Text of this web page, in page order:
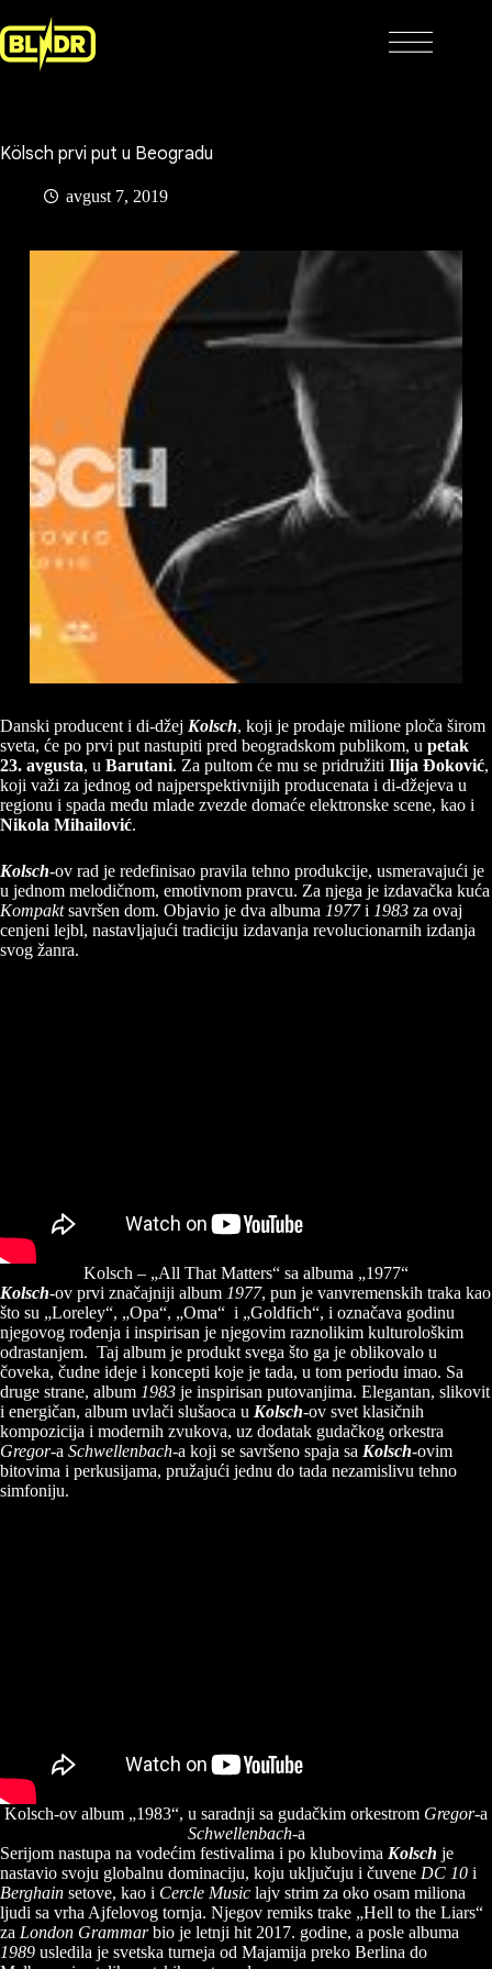
to
content
Kölsch prvi put u Beogradu
avgust 7, 2019
Danski producent i di-džej Kolsch, koji je prodaje milione ploča širom
sveta, će po prvi put nastupiti pred beogradskom publikom, u petak
23. avgusta, u Barutani. Za pultom će mu se pridružiti Ilija Đoković,
koji važi za jednog od najperspektivnijih producenata i di-džejeva u
regionu i spada među mlade zvezde domaće elektronske scene, kao i
Nikola Mihailović.
Kolsch-ov rad je redefinisao pravila tehno produkcije, usmeravajući je
u jednom melodičnom, emotivnom pravcu. Za njega je izdavačka kuća
Kompaktsavršen dom. Objavio je dva albuma 1977i 1983 za ovaj
cenjeni lejbl, nastavljajući tradiciju izdavanja revolucionarnih izdanja
svog žanra.
Kolsch – „All That Matters“ sa albuma „1977“
Kolsch-ov prvi značajniji album 1977, pun je vanvremenskih traka kao
što su „Loreley“, „Opa“, „Oma“ i „Goldfich“, i označava godinu
njegovog rođenja i inspirisan je njegovim raznolikim kulturološkim
odrastanjem. Taj album je produkt svega što ga je oblikovalo u
čoveka, čudne ideje i koncepti koje je tada, u tom periodu imao. Sa
druge strane, album 1983 je inspirisan putovanjima. Elegantan, slikovit
i energičan, album uvlači slušaoca u Kolsch-ov svet klasičnih
kompozicija i modernih zvukova, uz dodatak gudačkog orkestra
Gregor-a Schwellenbach-a koji se savršeno spaja sa Kolsch-ovim
bitovima i perkusijama, pružajući jednu do tada nezamislivu tehno
simfoniju.
Kolsch-ov album „1983“, u saradnji sa gudačkim orkestrom Gregor-a
Schwellenbach-a
Serijom nastupa na vodećim festivalima i po klubovima Kolsch je
nastavio svoju globalnu dominaciju, koju uključuju i čuvene DC 10 i
Berghain setove, kao i Cercle Music lajv strim za oko osam miliona
ljudi sa vrha Ajfelovog tornja. Njegov remiks trake „Hell to the Liars“
za London Grammarbio je letnji hit 2017. godine, a posle albuma
1989 usledila je svetska turneja od Majamija preko Berlina do